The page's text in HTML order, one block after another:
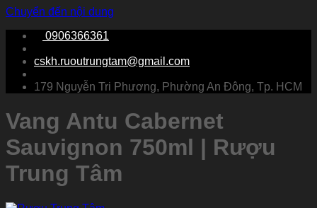
Chuyển đến nội dung
0906366361
cskh.ruoutrungtam@gmail.com
179 Nguyễn Tri Phương, Phường An Đông, Tp. HCM
Vang Antu Cabernet
Sauvignon 750ml | Rượu
Trung Tâm